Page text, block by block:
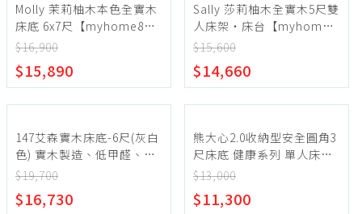
Molly 茉莉柚木本色全實木
床底 6x7尺【myhome8居
家無限】
$16,900
$15,890
Sally 莎莉柚木全實木5尺雙
人床架‧床台【myhome8
居家無限】
$15,600
$14,660
147艾森實木床底-6尺(灰白
色) 實木製造、低甲醛、加
大雙人床、雙人床架、雙人
size【myhome8居家無
$19,700
$16,730
熊大心2.0收納型安全圓角3
尺床底 健康系列 單人床、
單人床架、單人床台(『左
【myhome8居家無限】
$13,000
$11,300